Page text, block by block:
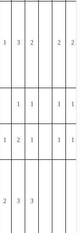
1 3 2 2 2
1 1 1 1
1 2 1 1 1
2 3 3